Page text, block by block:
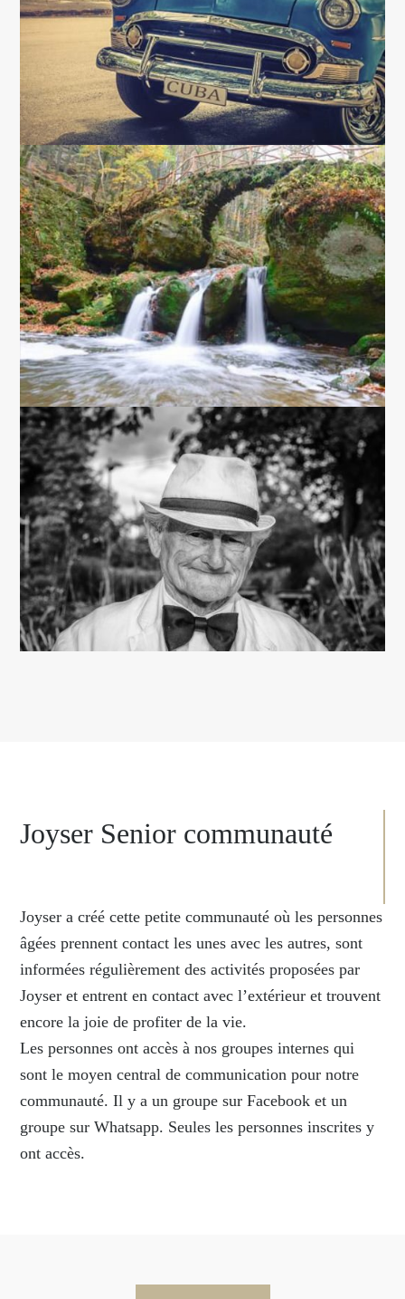
Joyser Senior communauté
Joyser a créé cette petite communauté où les personnes
âgées prennent contact les unes avec les autres, sont
informées régulièrement des activités proposées par
Joyser et entrent en contact avec l’extérieur et trouvent
encore la joie de profiter de la vie.
Les personnes ont accès à nos groupes internes qui
sont le moyen central de communication pour notre
communauté. Il y a un groupe sur Facebook et un
groupe sur Whatsapp. Seules les personnes inscrites y
ont accès.